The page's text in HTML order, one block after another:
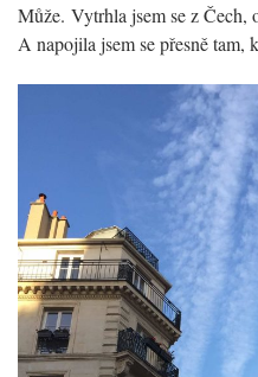
Může. Vytrhla jsem se z Čech,
A napojila jsem se přesně tam,